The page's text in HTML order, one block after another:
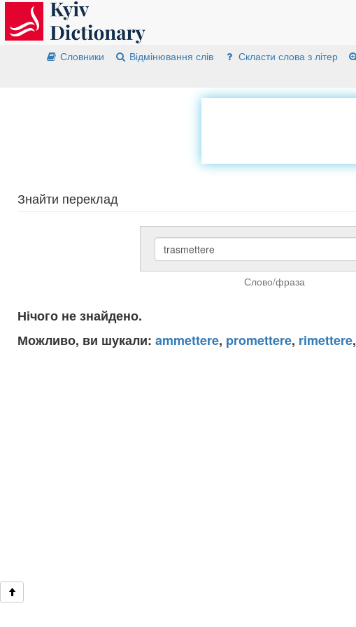
Словники Відмінювання слів Скласти слова з літер
Знайти переклад
Слово/фраза
Нічого не знайдено.
Можливо, ви шукали: ammettere, promettere, rimettere,